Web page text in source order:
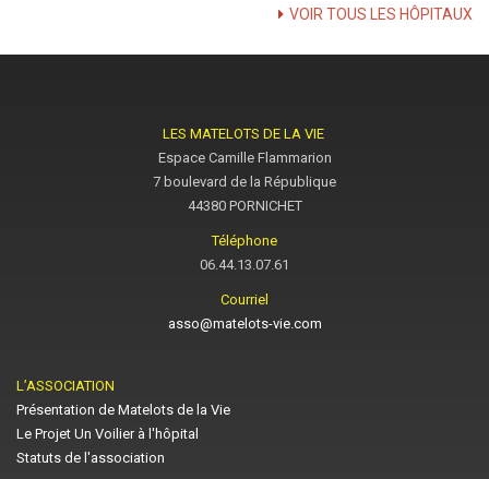
VOIR TOUS LES HÔPITAUX
LES MATELOTS DE LA VIE
Espace Camille Flammarion
7 boulevard de la République
44380 PORNICHET
Téléphone
06.44.13.07.61
Courriel
asso@matelots-vie.com
L’ASSOCIATION
Présentation de Matelots de la Vie
Le Projet Un Voilier à l'hôpital
Statuts de l'association